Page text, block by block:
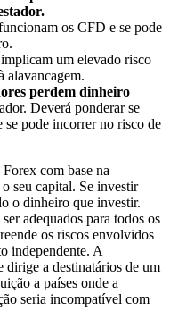
os CFD e se pode
um elevado risco
alavancagem.
perdem dinheiro
Deverá ponderar se
pode incorrer no risco de
com base na
seu capital. Se investir
o dinheiro que investir.
adequados para todos os
os riscos envolvidos
independente. A
dirige a destinatários de um
a países onde a
seria incompatível com